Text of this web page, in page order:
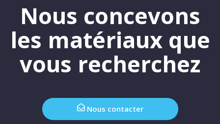
Nous concevons
les matériaux que
vous recherchez
Nous contacter